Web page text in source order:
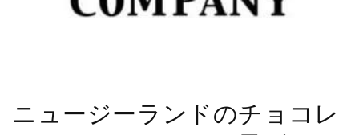
ニュージーランドのチョコレ